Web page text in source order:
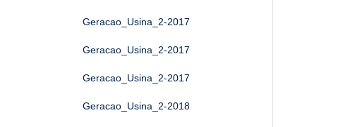
Geracao_Usina_2-2017
Geracao_Usina_2-2017
Geracao_Usina_2-2017
Geracao_Usina_2-2018